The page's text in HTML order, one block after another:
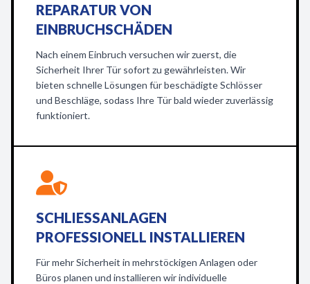
REPARATUR VON
EINBRUCHSCHÄDEN
Nach einem Einbruch versuchen wir zuerst, die
Sicherheit Ihrer Tür sofort zu gewährleisten. Wir
bieten schnelle Lösungen für beschädigte Schlösser
und Beschläge, sodass Ihre Tür bald wieder zuverlässig
funktioniert.
SCHLIESSANLAGEN P
ROFESSIONELL INSTALLIEREN
Für mehr Sicherheit in mehrstöckigen Anlagen oder
Büros planen und installieren wir individuelle